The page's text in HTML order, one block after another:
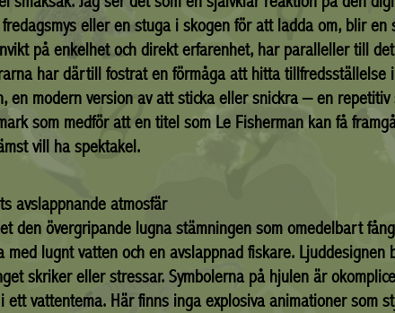
eller en stuga i skogen för att ladda om, blir
på enkelhet och direkt erfarenhet, har paralleller till
har därtill fostrat en förmåga att hitta tillfredsställelse
en modern version av att sticka eller snickra – en
som medför att en titel som Le Fisherman kan få
vill ha spektakel.
avslappnande atmosfär
den övergripande lugna stämningen som omedelbart
lugnt vatten och en avslappnad fiskare. Ljuddesignen
skriker eller stressar. Symbolerna på hjulen är
vattentema. Här finns inga explosiva animationer som